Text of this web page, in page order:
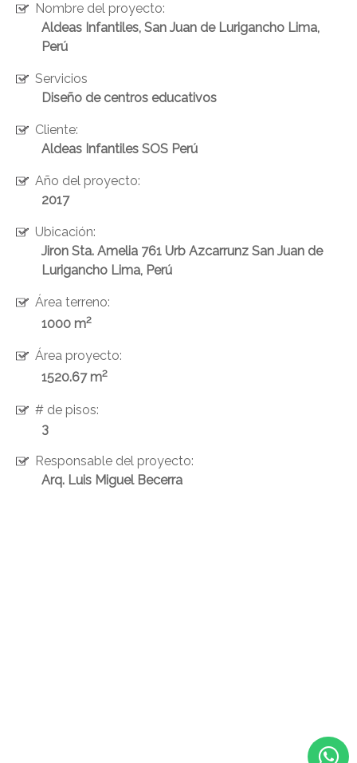
Nombre del proyecto:
Aldeas Infantiles, San Juan de Lurigancho Lima,
Perú
Servicios
Diseño de centros educativos
Cliente:
Aldeas Infantiles SOS Perú
Año del proyecto:
2017
Ubicación:
Jiron Sta. Amelia 761 Urb Azcarrunz San Juan de
Lurigancho Lima, Perú
Área terreno:
1000 m2
Área proyecto:
1520.67 m2
# de pisos:
3
Responsable del proyecto:
Arq. Luis Miguel Becerra
ENVIAR